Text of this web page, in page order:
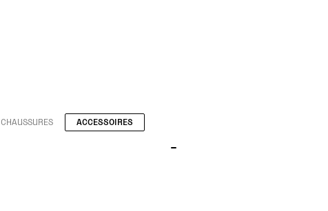
CHAUSSURES ACCESSOIRES